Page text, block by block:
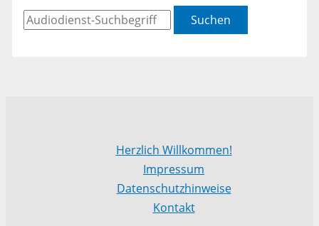
Suchen
Herzlich Willkommen!
Impressum
Datenschutzhinweise
Kontakt